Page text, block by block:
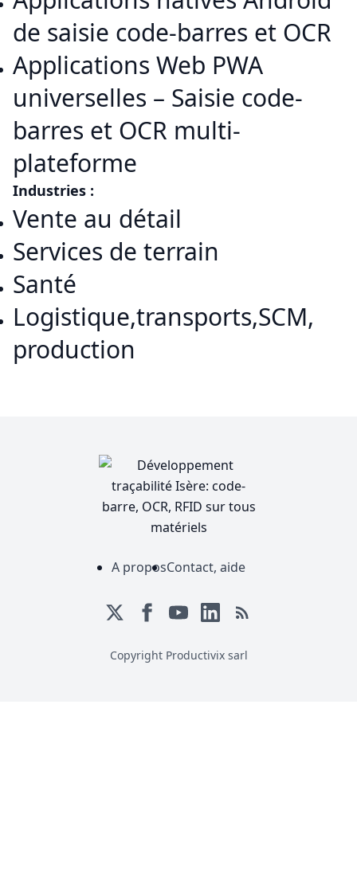
de saisie code-barres et OCR
Applications Web PWA
universelles – Saisie code-
barres et OCR multi-
plateforme
Industries :
Vente au détail
Services de terrain
Santé
Logistique,transports,SCM,
production
A proposContact, aide
Copyright Productivix sarl